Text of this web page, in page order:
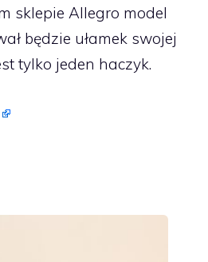
sklepie Allegro model
będzie ułamek swojej
tylko jeden haczyk.